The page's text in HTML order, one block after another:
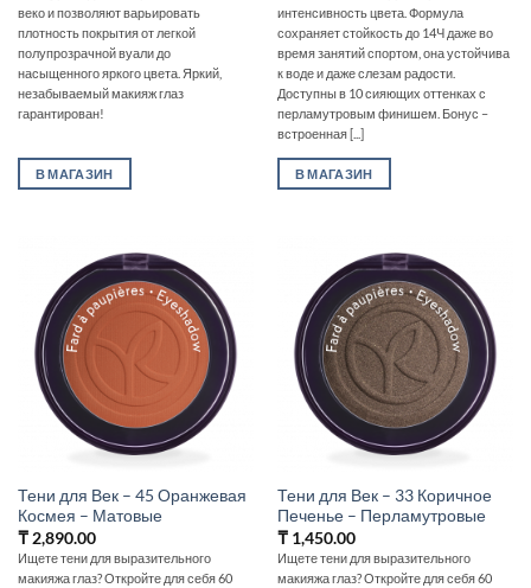
веко и позволяют варьировать
плотность покрытия от легкой
полупрозрачной вуали до
насыщенного яркого цвета. Яркий,
незабываемый макияж глаз
гарантирован!
В МАГАЗИН
интенсивность цвета. Формула
сохраняет стойкость до 14Ч даже во
время занятий спортом, она устойчива
к воде и даже слезам радости.
Доступны в 10 сияющих оттенках с
перламутровым финишем. Бонус –
встроенная [...]
В МАГАЗИН
Тени для Век – 45 Оранжевая
Космея – Матовые
₸2,890.00
Ищете тени для выразительного
макияжа глаз? Откройте для себя 60
Тени для Век – 33 Коричное
Печенье – Перламутровые
₸1,450.00
Ищете тени для выразительного
макияжа глаз? Откройте для себя 60